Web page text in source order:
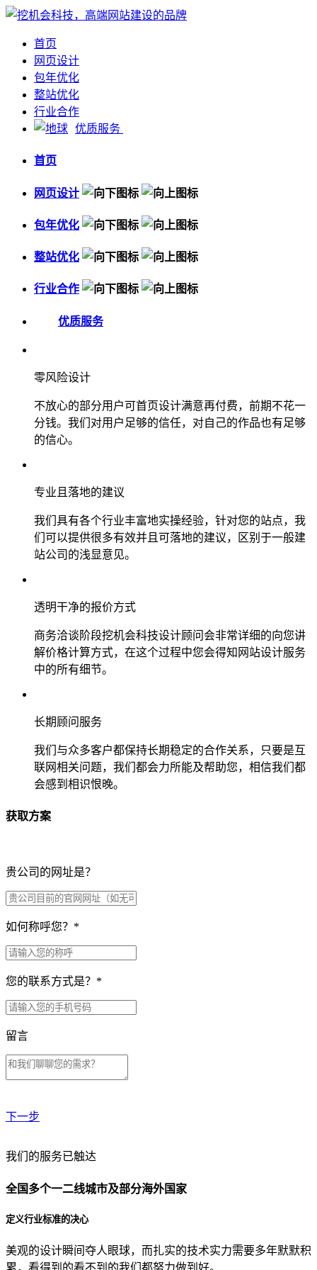
首页
网页设计
包年优化
整站优化
行业合作
优质服务
首页
网页设计
包年优化
整站优化
行业合作
优质服务
零风险设计
不放心的部分用户可首页设计满意再付费，前期不花一
分钱。我们对用户足够的信任，对自己的作品也有足够
的信心。
专业且落地的建议
我们具有各个行业丰富地实操经验，针对您的站点，我
们可以提供很多有效并且可落地的建议，区别于一般建
站公司的浅显意见。
透明干净的报价方式
商务洽谈阶段挖机会科技设计顾问会非常详细的向您讲
解价格计算方式，在这个过程中您会得知网站设计服务
中的所有细节。
长期顾问服务
我们与众多客户都保持长期稳定的合作关系，只要是互
联网相关问题，我们都会力所能及帮助您，相信我们都
会感到相识恨晚。
获取方案
贵公司的网址是？
如何称呼您？ *
您的联系方式是？ *
留言
下一步
贵公司预算范围是？
贵公司的团队规模是？
目前主要的营销渠道是？
我们的服务已触达
全国多个一二线城市及部分海外国家
定义行业标准的决心
美观的设计瞬间夺人眼球，而扎实的技术实力需要多年默默积
累，看得到的看不到的我们都努力做到好。